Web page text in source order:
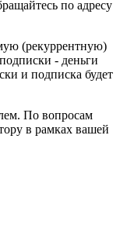
по адресу
(рекуррентную)
- деньги
и подписка будет
По вопросам
в рамках вашей